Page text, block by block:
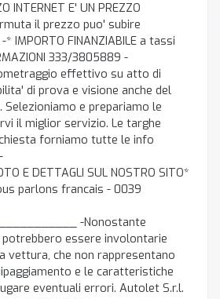
E' UN PREZZO
il prezzo puo' subire
FINANZIABILE a tassi
333/3805889 -
effettivo su atto di
di prova e visione anche del
e prepariamo le
il miglior servizio. Le targhe
forniamo tutte le info
E DETTAGLI SUL NOSTRO SITO*
parlons francais - 0039
-Nonostante
essere involontarie
vettura, che non rappresentano
e le caratteristiche
eventuali errori. Autolet S.r.l.